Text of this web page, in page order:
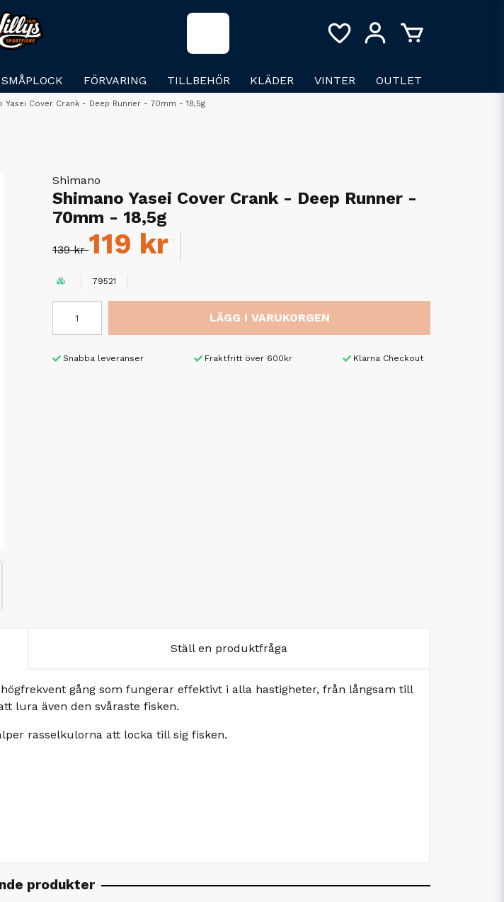
FÖRVARING TILLBEHÖR KLÄDER VINTER OUTLET
Yasei Cover Crank - Deep Runner - 70mm - 18,5g
Shimano
Shimano Yasei Cover Crank - Deep Runner -
70mm - 18,5g
139 kr119 kr
79521
LÄGG I VARUKORGEN
Snabba leveranser Fraktfritt över 600kr Klarna Checkout
Ställ en produktfråga
gång som fungerar effektivt i alla hastigheter, från långsam till
lura även den svåraste fisken.
rasselkulorna att locka till sig fisken.
produkter